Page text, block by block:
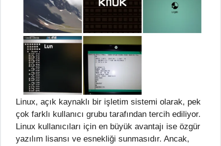
Linux, açık kaynaklı bir işletim sistemi olarak, pek
çok farklı kullanıcı grubu tarafından tercih ediliyor.
Linux kullanıcıları için en büyük avantajı ise özgür
yazılım lisansı ve esnekliği sunmasıdır. Ancak,